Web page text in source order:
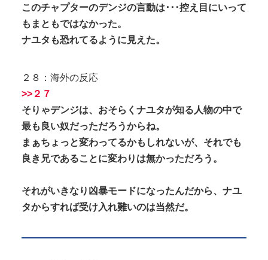
このチャプターのデンジの言動は･･･控え目にいって
もまともではなかった。
ナユタも恐れてるように見えた。
２８：海外の反応
>>２７
そりゃデンジは、おそらくナユタが知る人物の中で
最も良い奴だっただろうからね。
まぁちょっと変わってるかもしれないが、それでも
良き兄であることに変わりは無かっただろう。
それがいきなり凶暴モードになったんだから、ナユ
タからすれば受け入れ難いのは当然だ。